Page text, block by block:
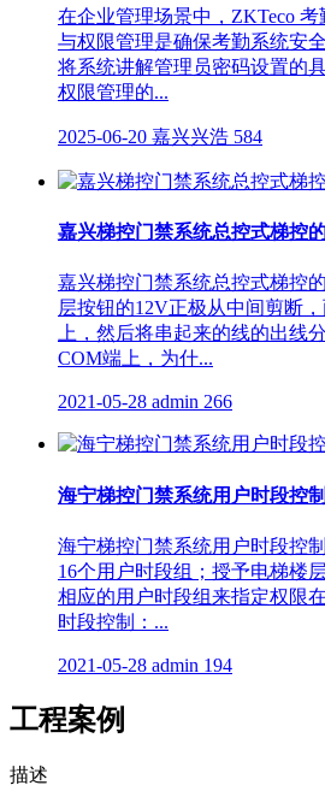
在企业管理场景中，ZKTeco
与权限管理是确保考勤系统安
将系统讲解管理员密码设置的
权限管理的...
2025-06-20 嘉兴兴浩 584
嘉兴梯控门禁系统总控式梯控
嘉兴梯控门禁系统总控式梯控
层按钮的12V正极从中间剪断
上，然后将串起来的线的出线
COM端上，为什...
2021-05-28 admin 266
海宁梯控门禁系统用户时段控制
海宁梯控门禁系统用户时段控
16个用户时段组；授予电梯楼
相应的用户时段组来指定权限
时段控制：...
2021-05-28 admin 194
工程案例
描述